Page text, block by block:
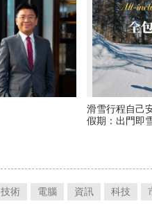
滑雪行程自己
假期：出門即
技術 電腦 資訊 科技